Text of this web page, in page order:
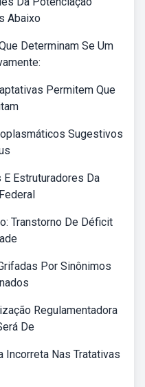
Abaixo
Determinam Se Um
Permitem Que
Sugestivos
Estruturadores Da
Transtorno De Déficit
Por Sinônimos
Regulamentadora
De
Incorreta Nas Tratativas